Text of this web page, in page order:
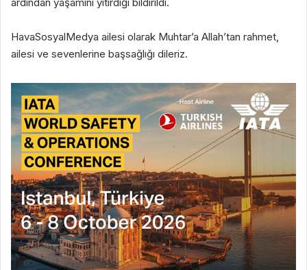
HavaSosyalMedya ailesi olarak Muhtar’a Allah’tan rahmet,
ailesi ve sevenlerine başsağlığı dileriz.